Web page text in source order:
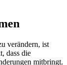
verändern, ist
dass die
mitbringt.